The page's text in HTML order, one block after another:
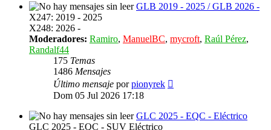
GLB 2019 - 2025 / GLB 2026 -
X247: 2019 - 2025
X248: 2026 -
Moderadores: Ramiro, ManuelBC, mycroft, Raúl Pérez,
Randalf44
175 Temas
1486 Mensajes
Último mensaje porpionyrek
Dom 05 Jul 2026 17:18
GLC 2025 - EQC - Eléctrico
GLC 2025 - EQC - SUV Eléctrico